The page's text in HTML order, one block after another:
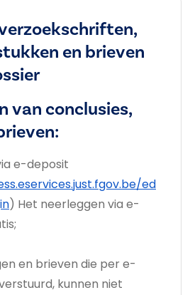
en brieven
van conclusies,
e-deposit
ed
) Het neerleggen via e-
en brieven die per e-
kunnen niet